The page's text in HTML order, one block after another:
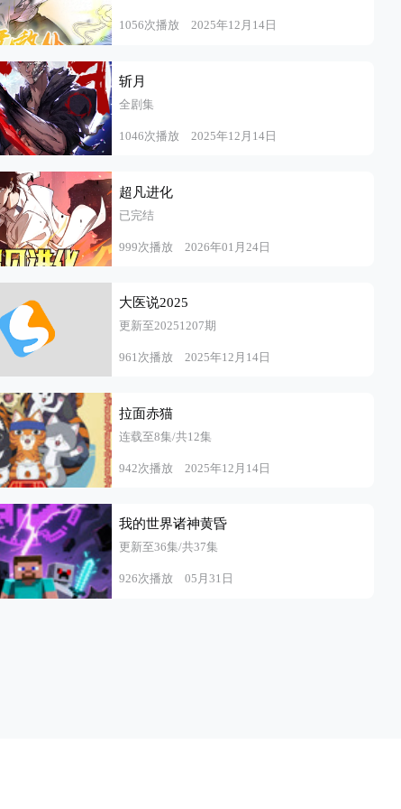
1056次播放 2025年12月14日
斩月
全剧集
1046次播放 2025年12月14日
超凡进化
已完结
999次播放 2026年01月24日
大医说2025
更新至20251207期
961次播放 2025年12月14日
拉面赤猫
连载至8集/共12集
942次播放 2025年12月14日
我的世界诸神黄昏
更新至36集/共37集
926次播放 05月31日